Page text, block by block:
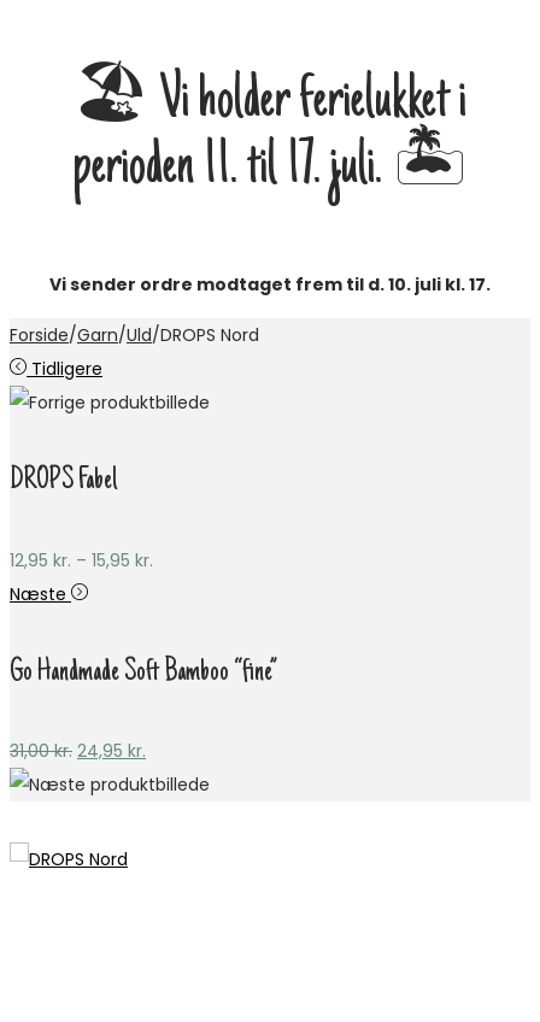
🏖️ Vi holder ferielukket i
perioden 11. til 17. juli. 🏝️
Vi sender ordre modtaget frem til d. 10. juli kl. 17.
Forside/Garn/Uld/DROPS Nord
Tidligere
DROPS Fabel
12,95 kr. – 15,95 kr.
15,95 kr.
Næste
Go Handmade Soft Bamboo “fine”
31,00kr. Den
oprindelige
var:
24,95 kr.
aktuelle